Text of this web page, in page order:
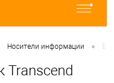
Носители информации •
Transcend